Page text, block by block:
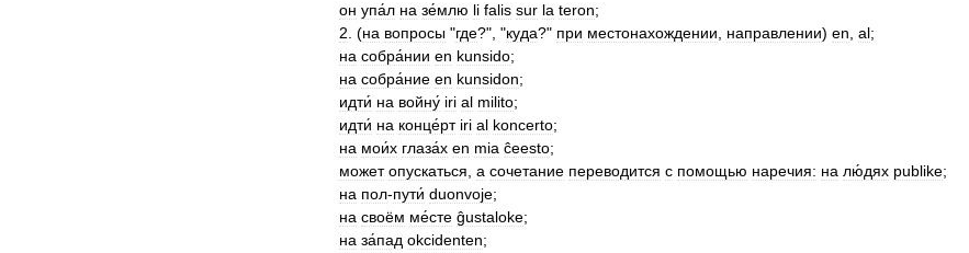
он упа́л на зе́млю li falis sur la teron;
2 . (на вопросы "где?", "куда?" при местонахождении направлении) en al;
на собра́нии en kunsido;
на собра́ние en kunsidon;
идти́ на войну́ iri al milito;
идти́ на конце́рт iri al koncerto;
на мои́х глаза́х en mia ĉeesto;
может опускаться а сочетание переводится с помощью наречия: на лю́дях publike;
на пол-пути́ duonvoje;
на своём ме́сте ĝustaloke;
на за́пад okcidenten;